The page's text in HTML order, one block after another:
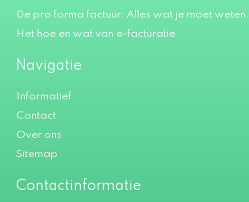
De pro forma factuur: Alles wat je moet weten.
Het hoe en wat van e-facturatie
Navigatie
Informatief
Contact
Over ons
Sitemap
Contactinformatie